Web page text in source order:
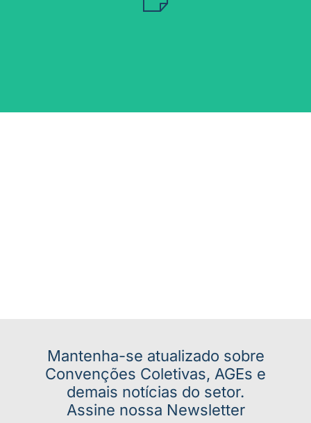
Mantenha-se atualizado sobre
Convenções Coletivas, AGEs e
demais notícias do setor.
Assine nossa Newsletter